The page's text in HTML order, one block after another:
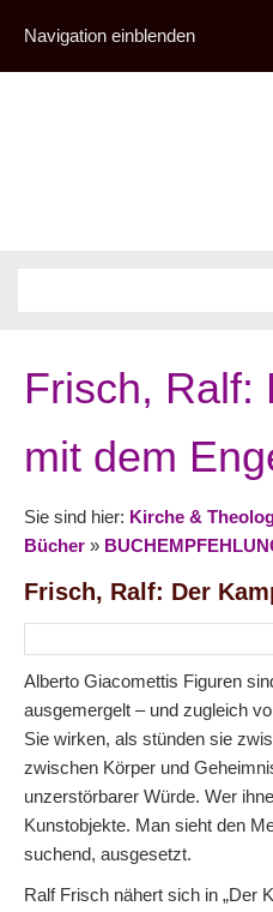
Navigation einblenden
Frisch, Ralf:
mit dem
Sie sind hier: Kirche &
Bücher »
Frisch, Ralf: Der
Alberto Giacomettis Figuren
ausgemergelt – und zugleich
Sie wirken, als stünden sie
zwischen Körper und
unzerstörbarer Würde. Wer
Kunstobjekte. Man sieht den
suchend, ausgesetzt.
Ralf Frisch nähert sich in „Der